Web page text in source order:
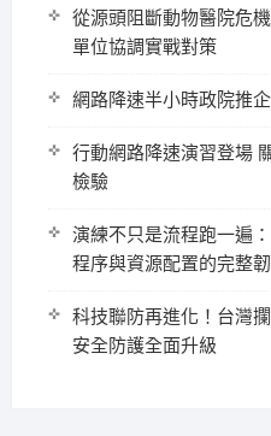
從源頭阻斷動物醫院危
單位協調實戰對策
網路降速半小時政院推
行動網路降速演習登場
檢驗
演練不只是流程跑一遍
程序與資源配置的完整
科技聯防再進化！台灣
安全防護全面升級